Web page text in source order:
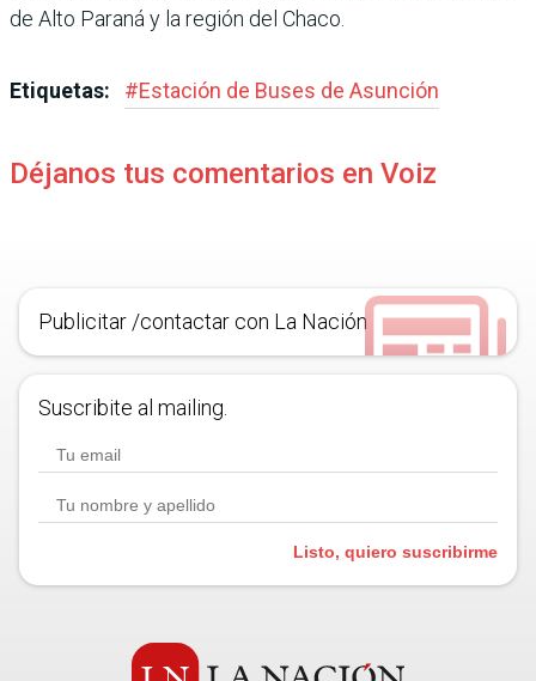
de Alto Paraná y la región del Chaco.
Etiquetas: #Estación de Buses de Asunción
Déjanos tus comentarios en Voiz
Publicitar /contactar con La Nación
Suscribite al mailing.
Listo, quiero suscribirme